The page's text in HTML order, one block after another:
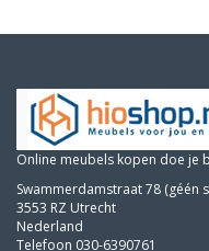
Online meubels kopen doe je
Swammerdamstraat 78
3553 RZ Utrecht
Nederland
Telefoon 030-6390761